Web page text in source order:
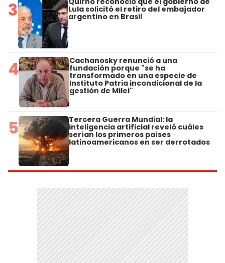
3 Lula solicitó el retiro del embajador
argentino en Brasil
4 Cachanosky renunció a una
fundación porque "se ha
transformado en una especie de
Instituto Patria incondicional de la
gestión de Milei"
5 Tercera Guerra Mundial: la
inteligencia artificial reveló cuáles
serían los primeros países
latinoamericanos en ser derrotados